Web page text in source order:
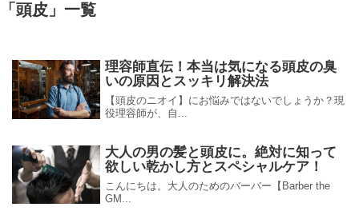
「 頭皮 」 一覧
理容師直伝！本当は気になる頭皮の臭
いの原因とスッキリ解決法
【頭皮のニオイ】にお悩みではないでしょうか？現
役理容師が、自...
大人の男の髪と頭皮に。絶対に知って
欲しい乾かし方とスペシャルケア！
こんにちは。大人のためのバーバー【Barber the
GM...